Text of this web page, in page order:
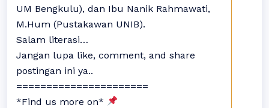
UM Bengkulu), dan Ibu Nanik Rahmawati,
M.Hum (Pustakawan UNIB).
Salam literasi…
Jangan lupa like, comment, and share
postingan ini ya..
======================
*Find us more on*